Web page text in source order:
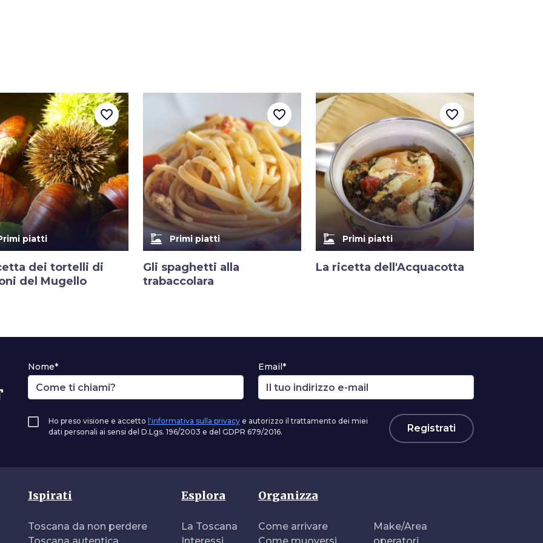
piatti
dei tortelli di
del Mugello
favorite_border
dinner_dining Primi piatti
Gli spaghetti alla
trabaccolara
favorite_border
dinner_dining Primi piatti
La ricetta dell'Acquacotta
favorite_border
Nome* Email*
Ho preso visione e accetto l'informativa sulla privacy e autorizzo il trattamento dei miei
dati personali ai sensi del D.Lgs. 196/2003 e del GDPR 679/2016.
Registrati
Ispirati
Toscana da non perdere
Esplora
La Toscana
Organizza
Come arrivare
Make/Area